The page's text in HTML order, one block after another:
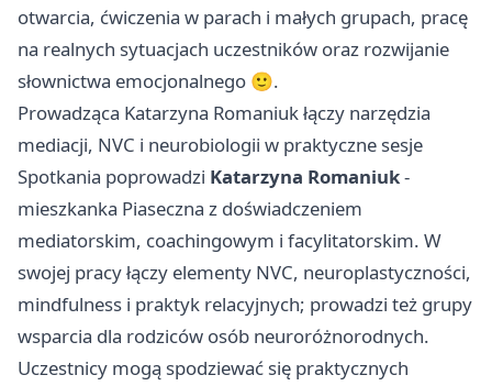
otwarcia, ćwiczenia w parach i małych grupach, pracę
na realnych sytuacjach uczestników oraz rozwijanie
słownictwa emocjonalnego 🙂.
Prowadząca Katarzyna Romaniuk łączy narzędzia
mediacji, NVC i neurobiologii w praktyczne sesje
Spotkania poprowadzi Katarzyna Romaniuk-
mieszkanka Piaseczna z doświadczeniem
mediatorskim, coachingowym i facylitatorskim. W
swojej pracy łączy elementy NVC, neuroplastyczności,
mindfulness i praktyk relacyjnych; prowadzi też grupy
wsparcia dla rodziców osób neuroróżnorodnych.
Uczestnicy mogą spodziewać się praktycznych